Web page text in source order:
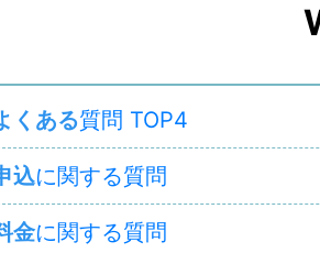
くある質問 TOP4
込に関する質問
金に関する質問